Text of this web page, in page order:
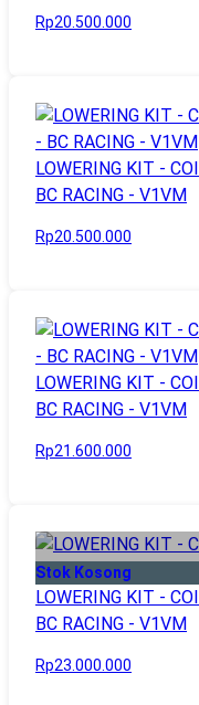
Rp20.500.000
LOWERING KIT -
BC RACING - V1VM
Rp20.500.000
LOWERING KIT -
BC RACING - V1VM
Rp21.600.000
Stok Kosong
LOWERING KIT -
BC RACING - V1VM
Rp23.000.000